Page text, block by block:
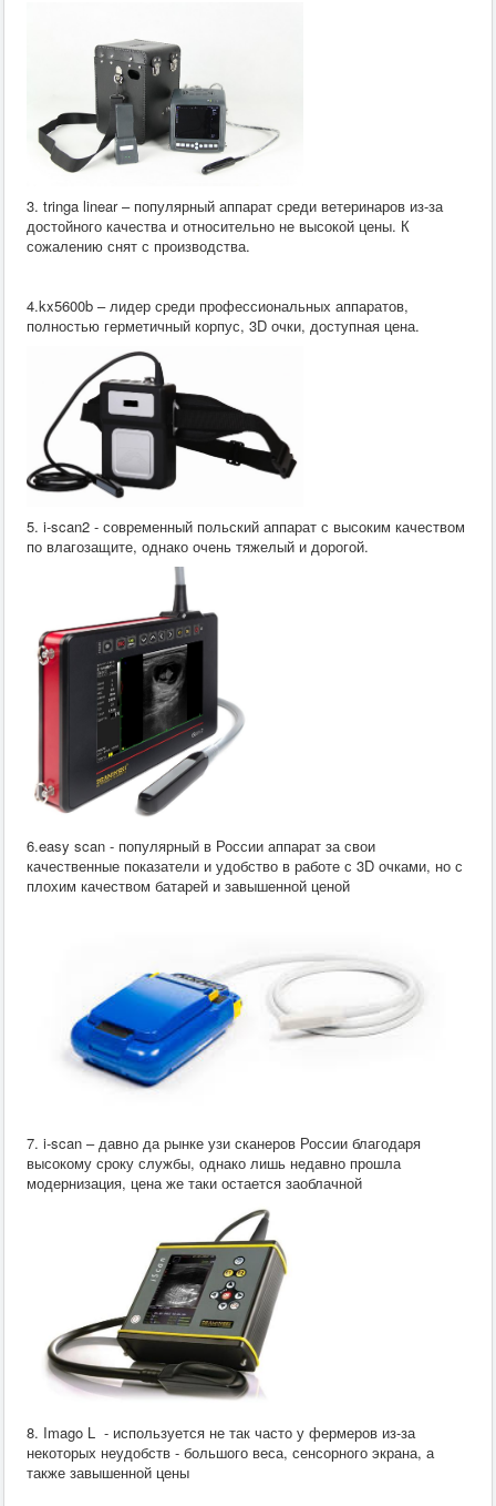
3. tringa linear – популярный аппарат среди ветеринаров из-за
достойного качества и относительно не высокой цены. К
сожалению снят с производства.
4.kx5600b – лидер среди профессиональных аппаратов,
полностью герметичный корпус, 3D очки, доступная цена.
5. i-scan2 - современный польский аппарат с высоким качеством
по влагозащите, однако очень тяжелый и дорогой.
6.easy scan - популярный в России аппарат за свои
качественные показатели и удобство в работе с 3D очками, но с
плохим качеством батарей и завышенной ценой
7. i-scan – давно да рынке узи сканеров России благодаря
высокому сроку службы, однако лишь недавно прошла
модернизация, цена же таки остается заоблачной
8. Imago L - используется не так часто у фермеров из-за
некоторых неудобств - большого веса, сенсорного экрана, а
также завышенной цены